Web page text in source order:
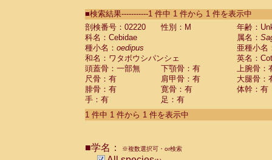
CebidaeSaguinus labiatus(0)
Cebidae Saguinus leucopus (0)
Cebidae
Cebidae
CebidaeSaguinus nigricollis (0)
Cebidae Saguinus oedipus
Cebidae Saguinus weddelli
Cebidae Saguinusspp.
Cebidae Aotus trivirgatus
Cebidae Cebus albifrons
CebidaeCebus nigrivittatus
■検索結果-----------1 件中 1 件から 1 件を表示中
剖検番号：02220
性別：M
年齢：
科名：Cebidae
属名：
種小名： oedipus
亜種小名
和名：ワタボウシパンシェ
英名：
頭蓋骨：一部無
下顎骨：有
上腕骨：
尺骨：有
肩甲骨：有
大腿骨：
腓骨：有
寛骨：有
体幹：有
手：有
足：有
1 件中 1 件から 1 件を表示中
■学名： ※複数選択可・or検索